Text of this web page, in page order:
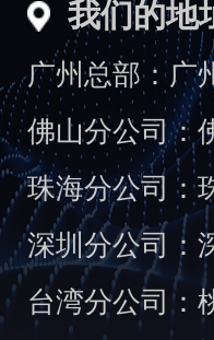
我们的地
广州总部：广
佛山分公司：
珠海分公司：
深圳分公司：
台湾分公司：